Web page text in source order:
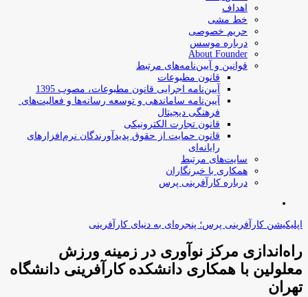
اهداف
خط مشی
حریم خصوصی
درباره موسس
About Founder
قوانین و آیین‌نامه‌های مرتبط
‌قانون مطبوعات
آیین‌نامه اجرایی قانون مطبوعات، مصوب 1395
آیین‌نامه سامان­دهی و توسعه رسانه­‌ها و فعالیت‌­های
فرهنگی دیجیتال
قانون تجارت الکترونیکی
قانون حمایت از حقوق پدیدآورندگان نرم‌افزارهای
رایانه‌ای
سایت‌های مرتبط
همکاری با خبرنگاران
درباره کارآفرینی پرس
اپلیکیشن کارآفرینی پرس؛ پنجره‌ای به دنیای کارآفرینی
راه‌اندازی مرکز نوآوری در زمینه ورزش
معلولین با همکاری دانشکده کارآفرینی دانشگاه
تهران